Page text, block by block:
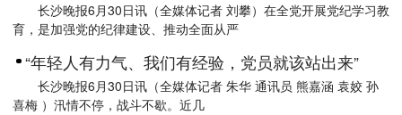
长沙晚报6月30日讯（全媒体记者 刘攀）在全党开展党纪学习教
育，是加强党的纪律建设、推动全面从严
“年轻人有力气、我们有经验，党员就该站出来”
长沙晚报6月30日讯（全媒体记者 朱华 通讯员 熊嘉涵 袁姣 孙
喜梅 ）汛情不停，战斗不歇。近几